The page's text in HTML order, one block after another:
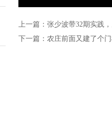
上一篇： 张少波带32期实践
下一篇： 农庄前面又建了个